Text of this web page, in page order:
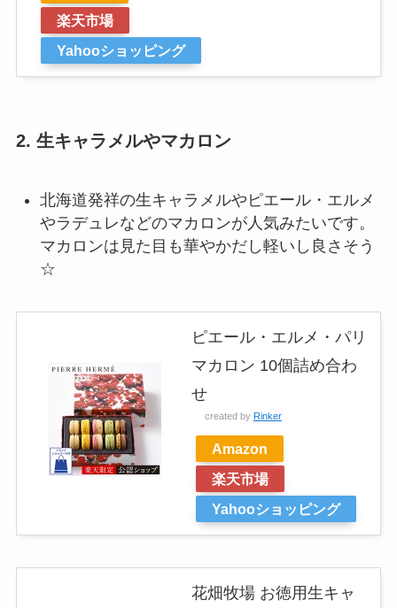
楽天市場
Yahooショッピング
2. 生キャラメルやマカロン
北海道発祥の生キャラメルやピエール・エルメ
やラデュレなどのマカロンが人気みたいです。
マカロンは見た目も華やかだし軽いし良さそう
☆
ピエール・エルメ・パリ
マカロン 10個詰め合わ
せ
created by Rinker
Amazon
楽天市場
Yahooショッピング
花畑牧場 お徳用生キャ